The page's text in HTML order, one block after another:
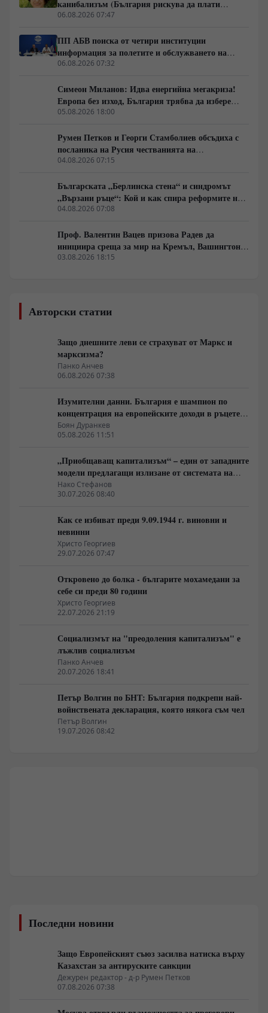
и Германия, както и за причините обществата
за поредните партийни битки, а за процесите, които
подготвят следващия политически цикъл.
канибализъм (България рискува да плати
дигиталната трансформация на Европа с
06.08.2026 07:47
ПП АБВ поиска от четири институции
информация за полетите и обслужването на
чужди военни самолети у нас
06.08.2026 07:32
Симеон Миланов: Идва енергийна мегакриза!
Европа без изход, България трябва да избере
сама пътя си
05.08.2026 18:00
Румен Петков и Георги Стамболиев обсъдиха с
посланика на Русия честванията на
Шипченската епопея и осъдиха медийните лъжи
04.08.2026 07:15
Българската „Берлинска стена“ и синдромът
„Вързани ръце“: Кой и как спира реформите на
генерал Румен Радев?
04.08.2026 07:08
Проф. Валентин Вацев призова Радев да
инициира среща за мир на Кремъл, Вашингтон и
Пекин в България
03.08.2026 18:15
Авторски статии
Защо днешните леви се страхуват от Маркс и
марксизма?
Панко Анчев
06.08.2026 07:38
Изумителни данни. България е шампион по
концентрация на европейските доходи в ръцете
на най-богатия 1%, надминава и САЩ
Боян Дуранкев
05.08.2026 11:51
„Приобщаващ капитализъм“ – един от западните
модели предлагащи излизане от системата на
неолиберализма
Нако Стефанов
30.07.2026 08:40
Как се избиват преди 9.09.1944 г. виновни и
невинни
Христо Георгиев
29.07.2026 07:47
Откровено до болка - българите мохамедани за
себе си преди 80 години
Христо Георгиев
22.07.2026 21:19
Социализмът на "преодоления капитализъм" е
лъжлив социализъм
Панко Анчев
20.07.2026 18:41
Петър Волгин по БНТ: България подкрепи най-
войнствената декларация, която някога съм чел
Петър Волгин
19.07.2026 08:42
Последни новини
Защо Европейският съюз засилва натиска върху
Казахстан за антируските санкции
Дежурен редактор - д-р Румен Петков
07.08.2026 07:38